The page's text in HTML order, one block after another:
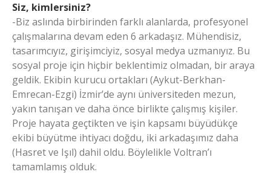
Siz, kimlersiniz?
-Biz aslında birbirinden farklı alanlarda, profesyonel
çalışmalarına devam eden 6 arkadaşız. Mühendisiz,
tasarımcıyız, girişimciyiz, sosyal medya uzmanıyız. Bu
sosyal proje için hiçbir beklentimiz olmadan, bir araya
geldik. Ekibin kurucu ortakları (Aykut-Berkhan-
Emrecan-Ezgi) İzmir’de aynı üniversiteden mezun,
yakın tanışan ve daha önce birlikte çalışmış kişiler.
Proje hayata geçtikten ve işin kapsamı büyüdükçe
ekibi büyütme ihtiyacı doğdu, iki arkadaşımız daha
(Hasret ve Işıl) dahil oldu. Böylelikle Voltran’ı
tamamlamış olduk.